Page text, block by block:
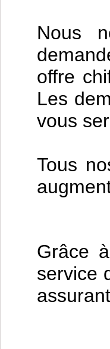
Nous
offre
Les
vous
Tous
Grâce
service